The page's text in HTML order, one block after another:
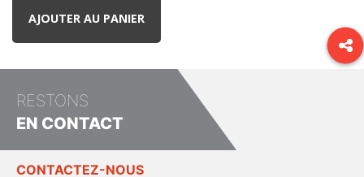
AJOUTER AU PANIER
RESTONS
EN CONTACT
CONTACTEZ-NOUS